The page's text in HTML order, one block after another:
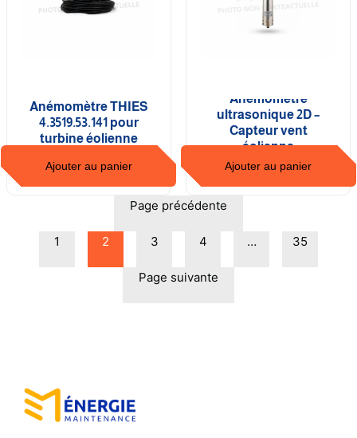
Anémomètre THIES
4.3519.53.141 pour
turbine éolienne
Ajouter au panier
Anémomètre
ultrasonique 2D –
Capteur vent
éolienne
Ajouter au panier
Page précédente
1 2 3 4 … 35
Page suivante